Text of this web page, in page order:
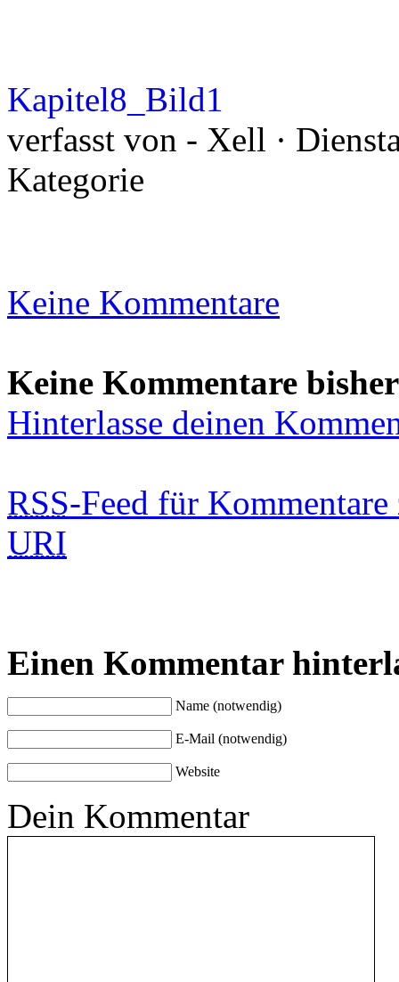
Kapitel8_Bild1
verfasst von - Xell ·
Kategorie
Keine Kommentare
Keine Kommentare bisher
Hinterlasse deinen
RSS-Feed für
URI
Einen Kommentar
Name (notwendig)
E-Mail (notwendig)
Website
Dein Kommentar